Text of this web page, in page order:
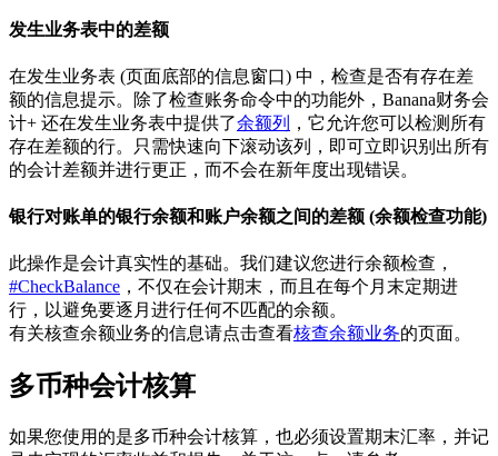
发生业务表中的差额
在发生业务表 (页面底部的信息窗口) 中，检查是否有存在差
额的信息提示。除了检查账务命令中的功能外，Banana财务会
计+ 还在发生业务表中提供了余额列
，它允许您可以检测所有
存在差额的行。只需快速向下滚动该列，即可立即识别出所有
的会计差额并进行更正，而不会在新年度出现错误。
银行对账单的银行余额和账户余额之间的差额 (余额检查功能)
此操作是会计真实性的基础。我们建议您进行余额检查，
#CheckBalance ，不仅在会计期末，而且在每个月末定期进
行，以避免要逐月进行任何不匹配的余额。
有关核查余额业务的信息请点击查看核查余额业务的页面。
多币种会计核算
如果您使用的是多币种会计核算，也必须设置期末汇率，并记